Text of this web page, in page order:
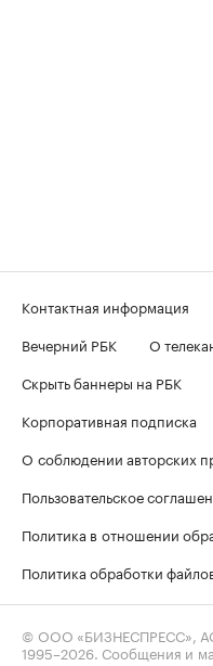
Контактная информация
Вечерний РБК
О
Скрыть баннеры на РБК
Корпоративная подписка
О соблюдении авторских
Пользовательское
Политика в отношении
Политика обработки
© ООО «БИЗНЕСПРЕСС»,
1995–2026 . Сообщения и